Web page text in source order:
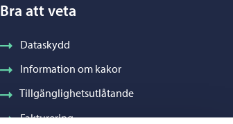
Bra att veta
Dataskydd
Information om kakor
Tillgänglighetsutlåtande
Fakturering